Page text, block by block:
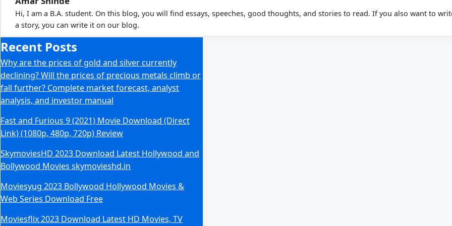
Hi, I am a B.A. student. On this blog, you will find essays, speeches, good thoughts, and stories to read. If you also want to
a story, you can write it on our blog.
Recent Posts
Why are the prices of gold and silver currently
declining? Will the prices of precious metals climb or
fall further? Complete market forecast, analyst
analysis, and investor manual
Fast and Furious 9 (2021) Movie Download (Direct
Link) (1080p, 480p, 720p) Review
SkymoviesHD 2023 Download Latest Hollywood and
Bollywood Movies skymovieshd.in
Moviesyug 2023 Bollywood Hollywood Movies &
Web Series Download Free
Moviesflix 2023 Download Latest HD Movies, TV